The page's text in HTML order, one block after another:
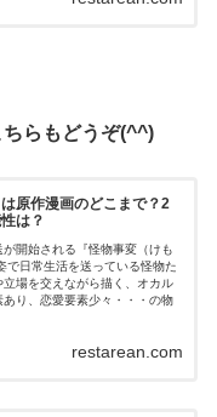
ちらもどうぞ(^^)
は原作漫画のどこまで？2
は？
開始される『怪物事変（けも
で日常生活を送っている怪物た
場を交えながら描く、オカル
あり、恋愛要素少々・・・の物
restarean.com